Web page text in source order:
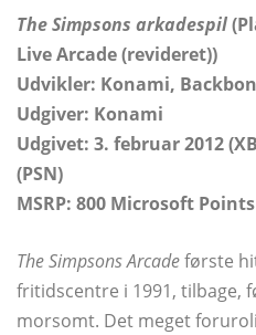
The Simpsons arkadespil
Live Arcade (revideret))
Udvikler: Konami,
Udgiver: Konami
Udgivet: 3. februar 2012
(PSN)
MSRP: 800 Microsoft
The Simpsons Arcadeførste
fritidscentre i 1991, tilbage,
morsomt. Det meget